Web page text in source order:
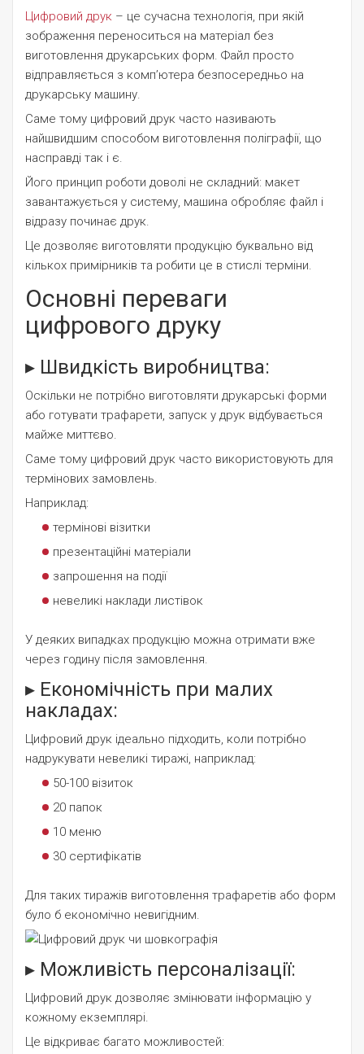
Цифровий друк – це сучасна технологія, при якій
зображення переноситься на матеріал без
виготовлення друкарських форм. Файл просто
відправляється з комп’ютера безпосередньо на
друкарську машину.
Саме тому цифровий друк часто називають
найшвидшим способом виготовлення поліграфії, що
насправді так і є.
Його принцип роботи доволі не складний: макет
завантажується у систему, машина обробляє файл і
відразу починає друк.
Це дозволяє виготовляти продукцію буквально від
кількох примірників та робити це в стислі терміни.
Основні переваги
цифрового друку
▸ Швидкість виробництва:
Оскільки не потрібно виготовляти друкарські форми
або готувати трафарети, запуск у друк відбувається
майже миттєво.
Саме тому цифровий друк часто використовують для
термінових замовлень.
Наприклад:
термінові візитки
презентаційні матеріали
запрошення на події
невеликі наклади листівок
У деяких випадках продукцію можна отримати вже
через годину після замовлення.
▸ Економічність при малих
накладах:
Цифровий друк ідеально підходить, коли потрібно
надрукувати невеликі тиражі, наприклад:
50-100 візиток
20 папок
10 меню
30 сертифікатів
Для таких тиражів виготовлення трафаретів або форм
було б економічно невигідним.
▸ Можливість персоналізації:
Цифровий друк дозволяє змінювати інформацію у
кожному екземплярі.
Це відкриває багато можливостей: